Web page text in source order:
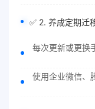
✅ 2. 养成定期迁
每次更新或更换
使用企业微信、